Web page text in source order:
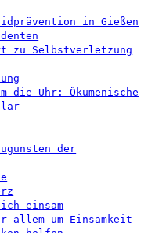
in Gießen
zu Selbstverletzung
die Uhr: Ökumenische
der
einsam
allem um Einsamkeit